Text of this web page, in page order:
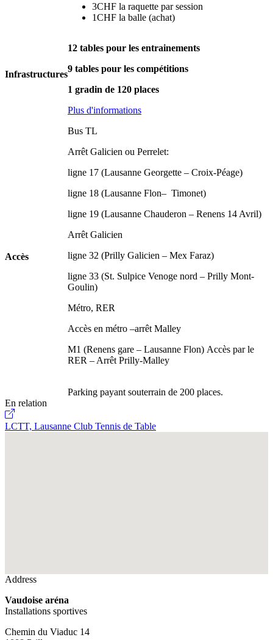
3CHF la raquette par session
1CHF la balle (achat)
Infrastructures
12 tables pour les entrainements
9 tables pour les compétitions
1 gradin de 120 places
Plus d'informations
Accès
Bus TL
Arrêt Galicien ou Perrelet:
ligne 17 (Lausanne Georgette – Croix-Péage)
ligne 18 (Lausanne Flon– Timonet)
ligne 19 (Lausanne Chauderon – Renens 14 Avril)
Arrêt Galicien
ligne 32 (Prilly Galicien – Mex Faraz)
ligne 33 (St. Sulpice Venoge nord – Prilly Mont-
Goulin)
Métro, RER
Accès en métro –arrêt Malley
M1 (Renens gare – Lausanne Flon) Accès par le
RER – Arrêt Prilly-Malley
Parking payant souterrain de 200 places.
En relation
LCTT, Lausanne Club Tennis de Table
Address
Vaudoise aréna
Installations sportives
Chemin du Viaduc 14